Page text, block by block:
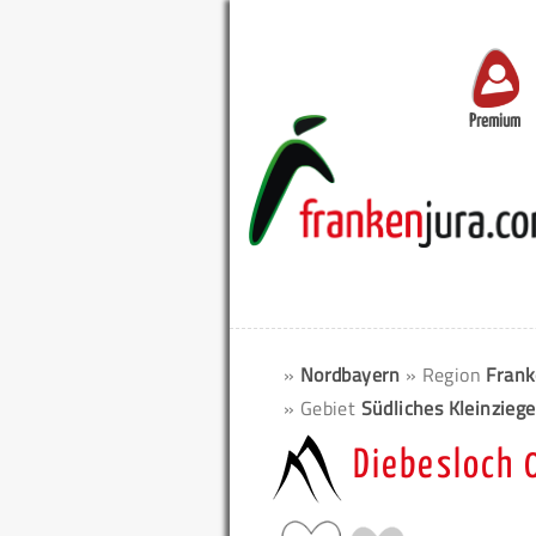
Premium
» Nordbayern » Region
» Gebiet Südliches
Diebesloch